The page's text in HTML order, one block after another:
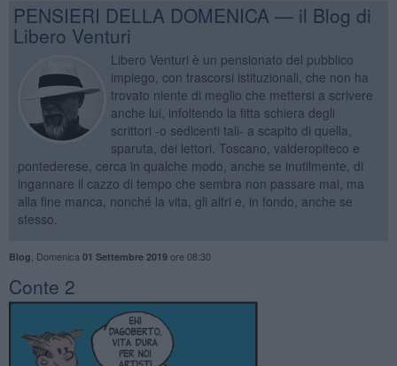
PENSIERI DELLA DOMENICA — il Blog di
Libero Venturi
Libero Venturi è un pensionato del pubblico
impiego, con trascorsi istituzionali, che non ha
trovato niente di meglio che mettersi a scrivere
anche lui, infoltendo la fitta schiera degli
scrittori -o sedicenti tali- a scapito di quella,
sparuta, dei lettori. Toscano, valderopiteco e
pontederese, cerca in qualche modo, anche se inutilmente, di
ingannare il cazzo di tempo che sembra non passare mai, ma
alla fine manca, nonché la vita, gli altri e, in fondo, anche se
stesso.
Blog Domenica 01 Settembre 2019ore 08:30
​Conte 2